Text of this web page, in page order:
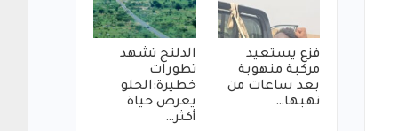
فزع يستعيد
مركبة منهوبة
بعد ساعات من
نهبها…
الدلنج تشهد
تطورات
خطيرة:الحلو
يعرض حياة
أكثر…